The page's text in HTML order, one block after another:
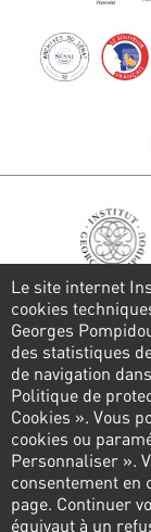
Stay
Pied
Le site internet
cookies
Georges
des statistiques
de navigation
Politique de
Cookies ». Vous
cookies ou
Personnaliser ».
consentement en
page. Continuer
équivaut à un